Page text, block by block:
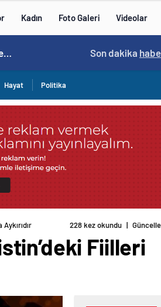
Kadın Foto Galeri Videolar
Cristiano Ronaldo’nun akıllara zarar tüm kariyerinin istatistiğini çıkardık ! 14:57 /
Son dakika
Hayat Politika
228 kez okundu |
Fiilleri